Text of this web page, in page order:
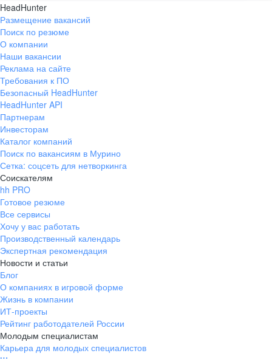
HeadHunter
Размещение вакансий
Поиск по резюме
О компании
Наши вакансии
Реклама на сайте
Требования к ПО
Безопасный HeadHunter
HeadHunter API
Партнерам
Инвесторам
Каталог компаний
Поиск по вакансиям в Мурино
Сетка: соцсеть для нетворкинга
Соискателям
hh PRO
Готовое резюме
Все сервисы
Хочу у вас работать
Производственный календарь
Экспертная рекомендация
Новости и статьи
Блог
О компаниях в игровой форме
Жизнь в компании
ИТ-проекты
Рейтинг работодателей России
Молодым специалистам
Карьера для молодых специалистов